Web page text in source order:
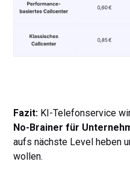
Fazit: KI-Telefonservice
No-Brainer für
aufs nächste Level heben
wollen.